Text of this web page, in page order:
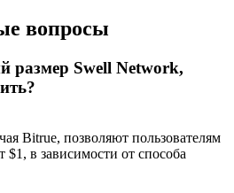
вопросы
Swell Network,
Bitrue, позволяют пользователям
в зависимости от способа